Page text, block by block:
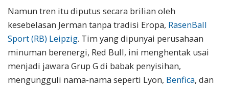
Namun tren itu diputus secara brilian oleh
kesebelasan Jerman tanpa tradisi Eropa, RasenBall
Sport (RB) Leipzig. Tim yang dipunyai perusahaan
minuman berenergi, Red Bull, ini menghentak usai
menjadi jawara Grup G di babak penyisihan,
mengungguli nama-nama seperti Lyon, Benfica, dan